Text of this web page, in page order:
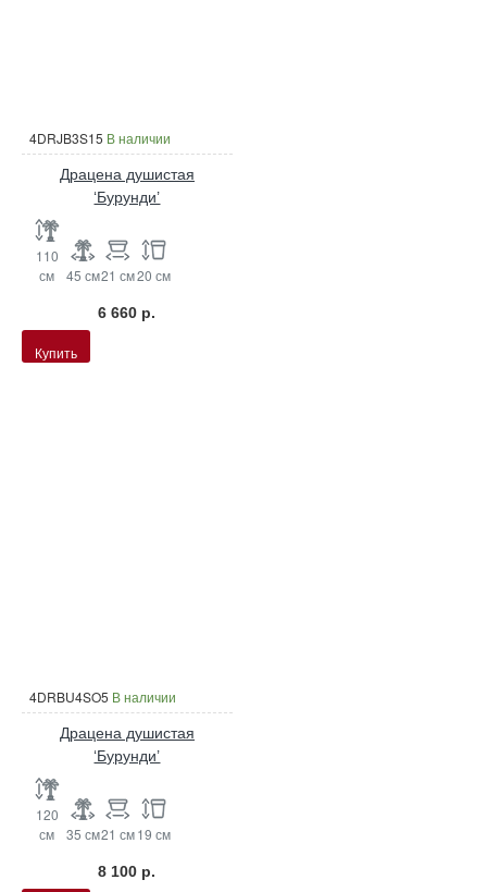
4DRJB3S15 В наличии
Драцена душистая
‘Бурунди’
110
см
45 см21 см20 см
6 660 р.
Купить
4DRBU4SO5 В наличии
Драцена душистая
‘Бурунди’
120
см
35 см21 см19 см
8 100 р.